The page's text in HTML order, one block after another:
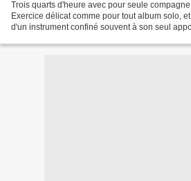
Trois quarts d'heure avec pour seule
Exercice délicat comme pour tout album solo,
d'un instrument confiné souvent à son seul